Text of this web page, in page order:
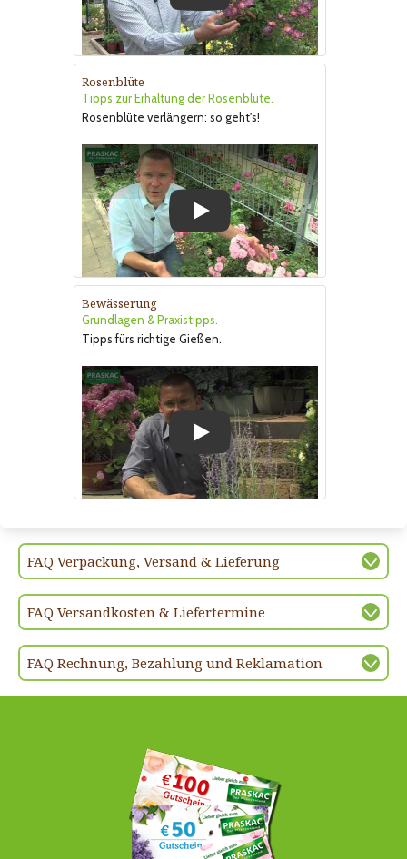
Rosenblüte
Tipps zur Erhaltung der Rosenblüte.
Rosenblüte verlängern: so geht's!
Bewässerung
Grundlagen & Praxistipps.
Tipps fürs richtige Gießen.
FAQ Verpackung, Versand & Lieferung
FAQ Versandkosten & Liefertermine
FAQ Rechnung, Bezahlung und Reklamation